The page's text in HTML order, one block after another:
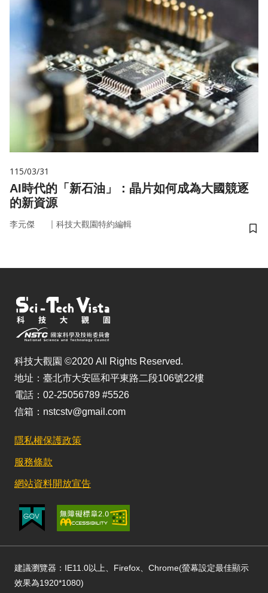
115/03/31
AI時代的「新石油」：晶片如何成為大國競逐
的新資源
李元傑 ｜ 科技大觀園特約編輯
儲
科技大觀園 ©2020 All Rights Reserved.
地址：臺北市大安區和平東路二段106號22樓
電話：02-25056789 #5526
信箱：nstcstv@gmail.com
隱私權保護政策
服務條款
網站資料開放宣告
建議瀏覽器：IE11.0以上、Firefox、Chrome(螢幕設定最佳顯示
效果為1920*1080)